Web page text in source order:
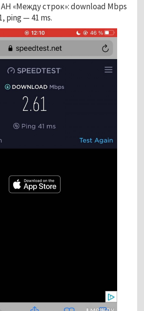
«Между строк»: download Mbps
ping — 41 ms.